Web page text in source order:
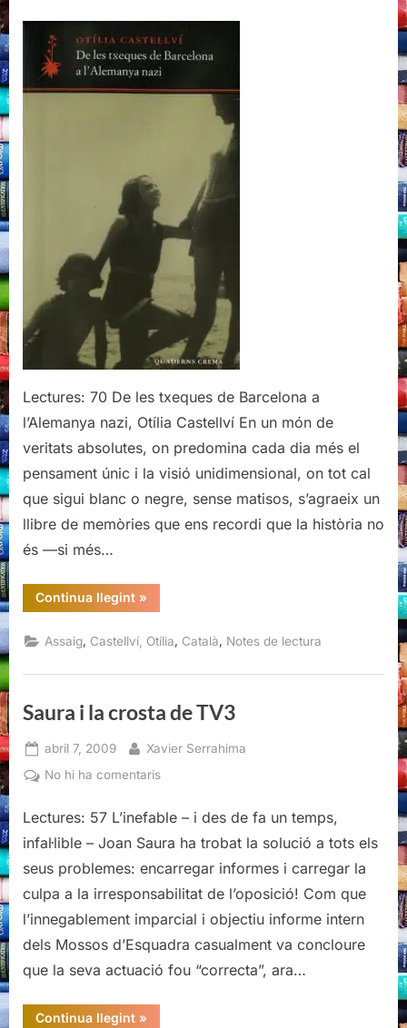
les
txeques
de
Barcelona
Castellví,
Quaderns
Crema,
2003
Lectures: 70 De les txeques de Barcelona a
l’Alemanya nazi, Otília Castellví En un món de
veritats absolutes, on predomina cada dia més el
pensament únic i la visió unidimensional, on tot cal
que sigui blanc o negre, sense matisos, s’agraeix un
llibre de memòries que ens recordi que la història no
és —si més…
Continua llegint“De
les
de
Barcelona
l’Alemanya
Castellví,
Quaderns
2003”
»
Assaig Castellví, Otília Català Notes de lectura
Saura i la crosta de TV3
Posted
on
abril 7, 2009 By
Xavier Serrahima
No hi ha comentarisa
i
la
de
TV3
Lectures: 57 L’inefable – i des de fa un temps,
infal·lible – Joan Saura ha trobat la solució a tots els
seus problemes: encarregar informes i carregar la
culpa a la irresponsabilitat de l’oposició! Com que
l’innegablement imparcial i objectiu informe intern
dels Mossos d’Esquadra casualment va concloure
que la seva actuació fou “correcta”, ara…
Continua llegint“Saura
»